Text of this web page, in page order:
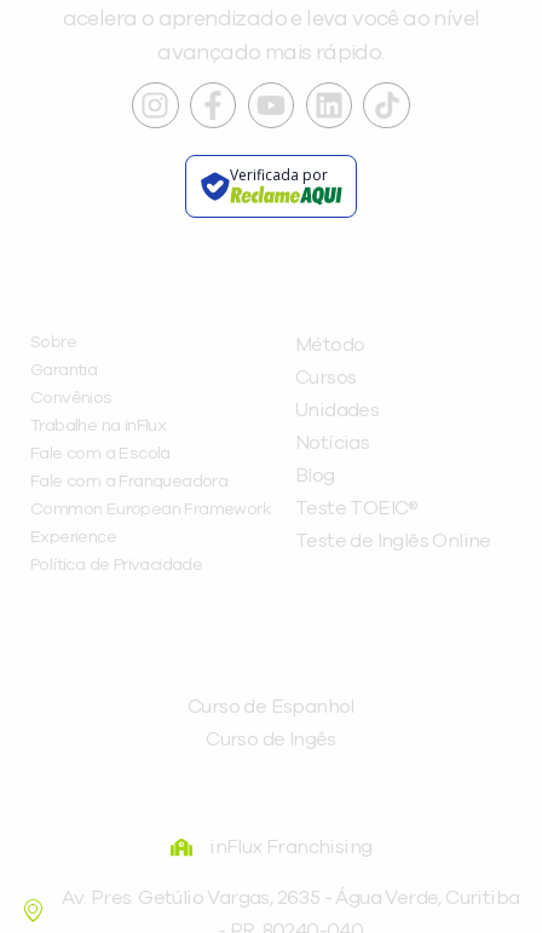
acelera o aprendizado e leva você ao nível
avançado mais rápido.
Verificada por
Sobre
Garantia
Convênios
Trabalhe na inFlux
Fale com a Escola
Fale com a Franqueadora
Common European Framework
Experience
Política de Privacidade
Método
Cursos
Unidades
Notícias
Blog
Teste TOEIC®
Teste de Inglês Online
Curso de Espanhol
Curso de Ingês
inFlux Franchising
Av. Pres. Getúlio Vargas, 2635 - Água Verde, Curitiba